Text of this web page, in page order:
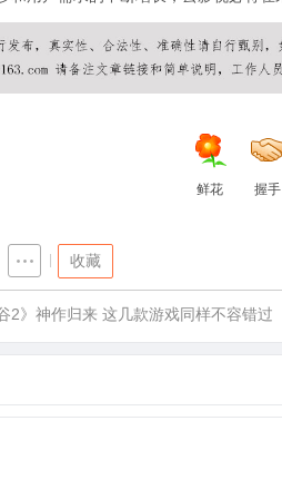
鲜花 握手
收藏
2》神作归来 这几款游戏同样不容错过